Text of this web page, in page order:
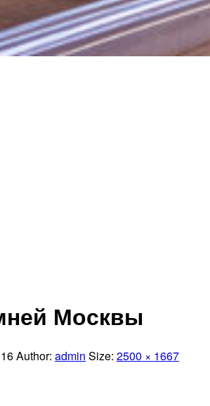
Москвы
Author: admin Size: 2500 × 1667